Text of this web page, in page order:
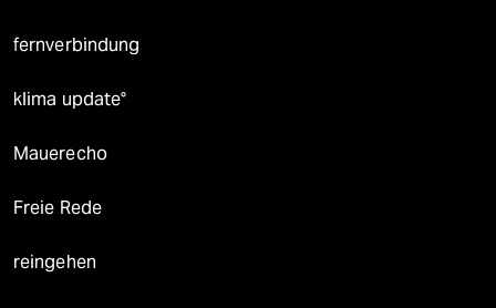
fernverbindung
klima update°
Mauerecho
Freie Rede
reingehen